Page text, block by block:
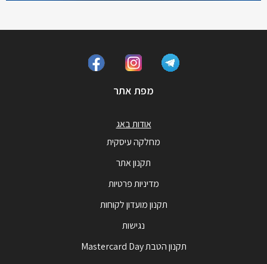
מפת אתר
אודות באג
מחלקה עיסקית
תקנון אתר
מדיניות פרטיות
תקנון מועדון לקוחות
נגישות
תקנון הטבת Mastercard Day